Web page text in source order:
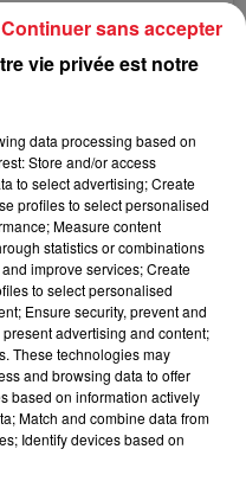
Voir plus
la grand-mère
être son fils
vie privée est notre
data processing based on
Store and/or access
to select advertising; Create
profiles to select personalised
Measure content
statistics or combinations
improve services; Create
to select personalised
Ensure security, prevent and
advertising and content;
These technologies may
and browsing data to offer
based on information actively
Match and combine data from
Identify devices based on
Continuer sans accepter